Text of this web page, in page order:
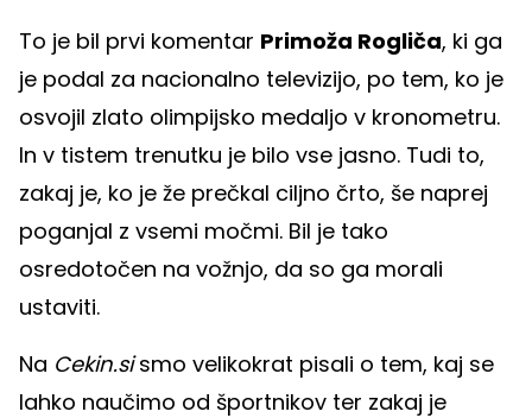
To je bil prvi komentar Primoža Rogliča, ki ga
je podal za nacionalno televizijo, po tem, ko je
osvojil zlato olimpijsko medaljo v kronometru.
In v tistem trenutku je bilo vse jasno. Tudi to,
zakaj je, ko je že prečkal ciljno črto, še naprej
poganjal z vsemi močmi. Bil je tako
osredotočen na vožnjo, da so ga morali
ustaviti.
Na Cekin.sismo velikokrat pisali o tem, kaj se
lahko naučimo od športnikov ter zakaj je